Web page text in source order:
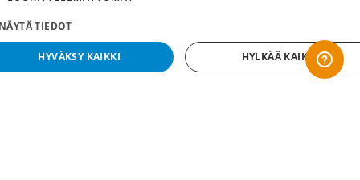
TIEDOT
HYVÄKSY KAIKKI HYLKÄÄ KAIKKI